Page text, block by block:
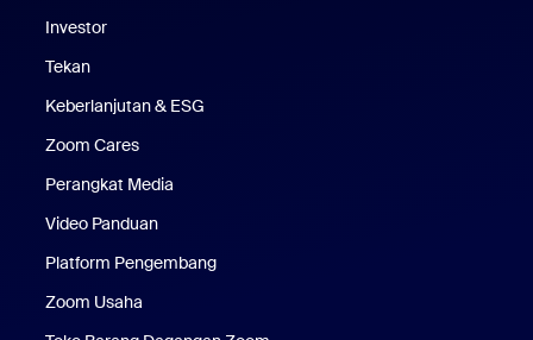
Investor
Tekan
Keberlanjutan & ESG
Zoom Cares
Perangkat Media
Video Panduan
Platform Pengembang
Zoom Usaha